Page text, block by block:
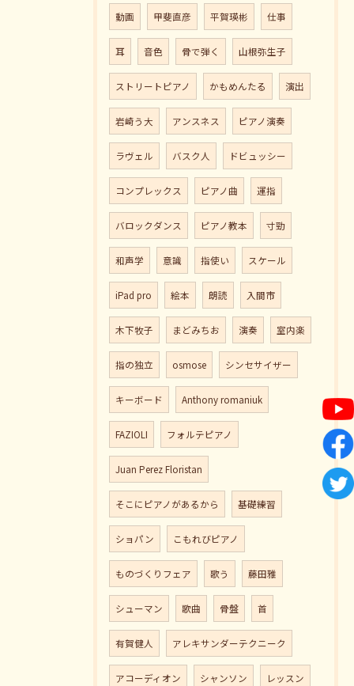
動画 甲斐直彦 平賀瑛彬 仕事
耳 音色 骨で弾く 山根弥生子
ストリートピアノ かもめんたる 演出
岩崎う大 アンスネス ピアノ演奏
ラヴェル バスク人 ドビュッシー
コンプレックス ピアノ曲 運指
バロックダンス ピアノ教本 寸勁
和声学 意識 指使い スケール
iPad pro 絵本 朗読 入間市
木下牧子 まどみちお 演奏 室内楽
指の独立 osmose シンセサイザー
キーボード Anthony romaniuk
FAZIOLI フォルテピアノ
Juan Perez Floristan
そこにピアノがあるから 基礎練習
ショパン こもれびピアノ
ものづくりフェア 歌う 藤田雅
シューマン 歌曲 骨盤 首
有賀健人 アレキサンダーテクニーク
アコーディオン シャンソン レッスン